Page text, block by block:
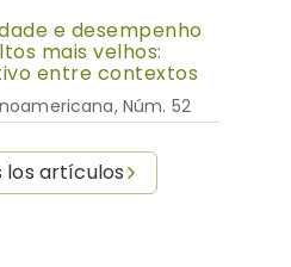
e desempenho
mais velhos:
entre contextos
Núm. 52
los artículos